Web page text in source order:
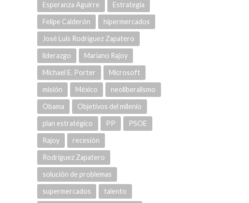
Esperanza Aguirre Estrategia
Felipe Calderón hipermercados
José Luis Rodríguez Zapatero
liderazgo Mariano Rajoy
Michael E. Porter Microsoft
misión México neoliberalismo
Obama Objetivos del milenio
plan estratégico PP PSOE
Rajoy recesión
Rodríguez Zapatero
solución de problemas
supermercados talento